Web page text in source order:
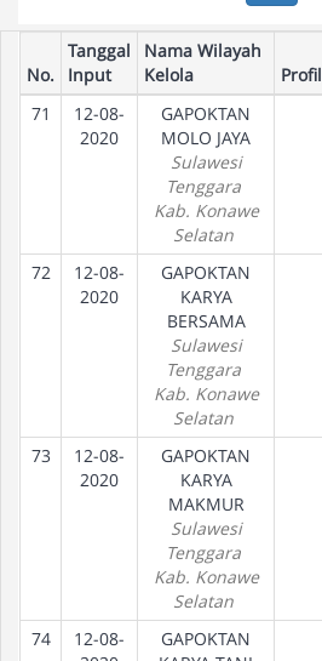
No.
Tanggal
Input
Nama Wilayah
Kelola
Profil
71
12-08-
2020
GAPOKTAN
MOLO JAYA
Sulawesi
Tenggara
Kab. Konawe
Selatan
72
12-08-
2020
GAPOKTAN
KARYA
BERSAMA
Sulawesi
Tenggara
Kab. Konawe
Selatan
73
12-08-
2020
GAPOKTAN
KARYA
MAKMUR
Sulawesi
Tenggara
Kab. Konawe
Selatan
74
12-08-
GAPOKTAN